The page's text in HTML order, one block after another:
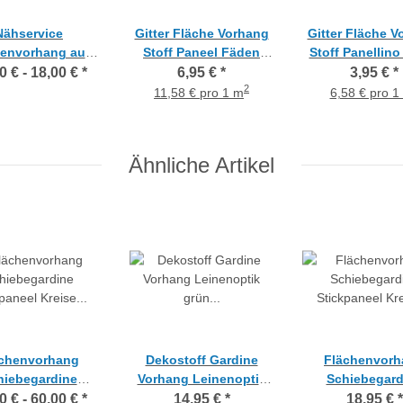
aus
Gitter
€ - 18,00 € *
Gitter Fläche Vorhang
Stoff Paneel Fäden
verschweißt Panellino
schlamm, Meterware
6,95 € *
11,58 € pro 1 m2
Gitter Fläche
Stoff Panellino
transparent,
3,95 € *
6,58 € pro 1
Ähnliche Artikel
Kreise
€ - 60,00 € *
Dekostoff Gardine
Vorhang Leinenoptik
grün transparent,
14,95 € *
Stickpaneel
18,95 € *